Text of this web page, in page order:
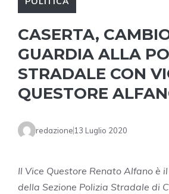
CASERTA,
GUARDIA ALLA
STRADALE CON
QUESTORE
redazione 13 Luglio 2020
Il Vice Questore Renato Alfano è
della Sezione Polizia Stradale di